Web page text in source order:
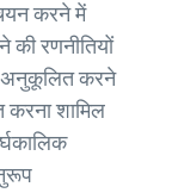
करने में
की रणनीतियों
अनुकूलित करने
शामिल